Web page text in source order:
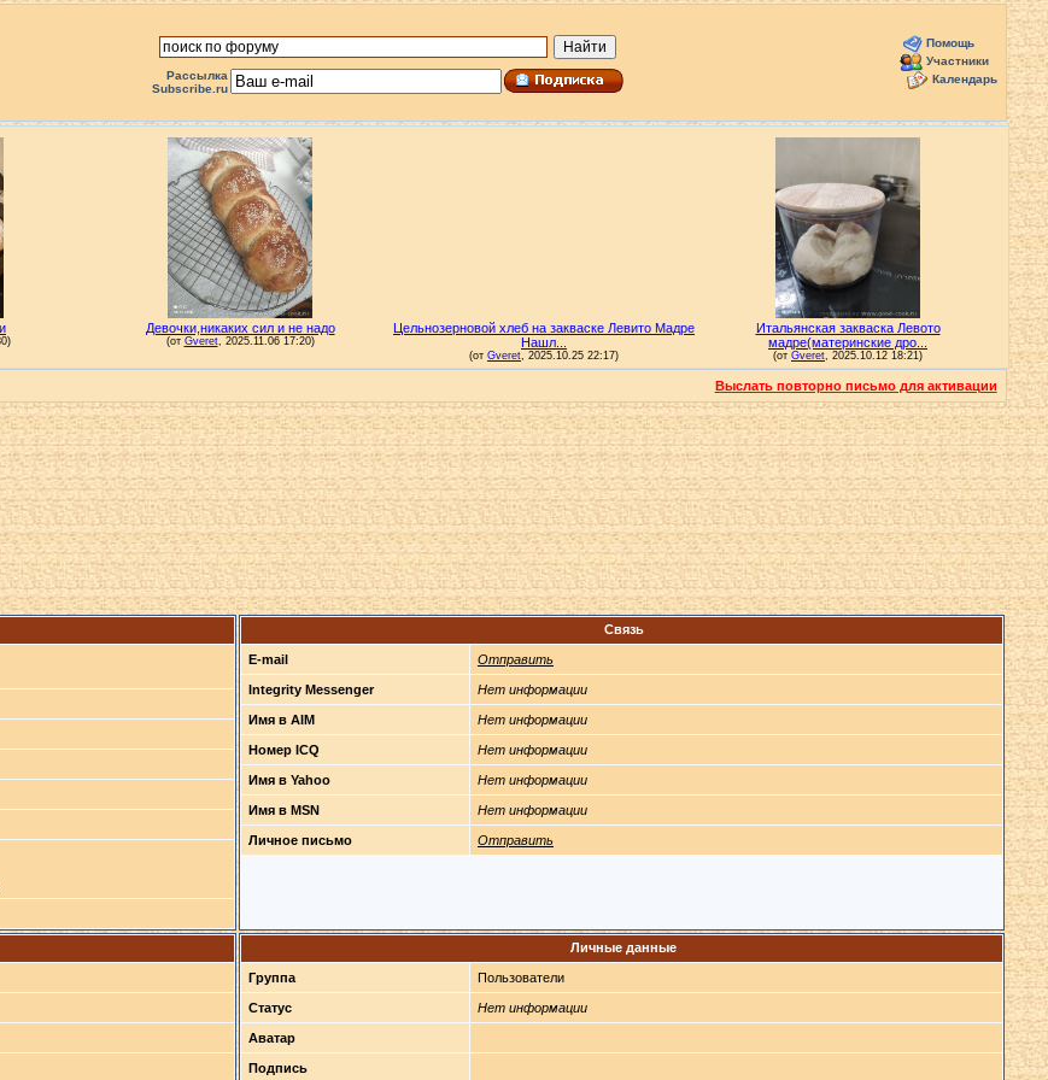
Рассылка
Subscribe.ru
Помощь
Участники
Календарь
Выслать повторно письмо для активации
Связь
E-mail Отправить
Integrity Messenger Нет информации
Имя в AIM Нет информации
Номер ICQ Нет информации
Имя в Yahoo Нет информации
Имя в MSN Нет информации
Личное письмо Отправить
Личные данные
Группа Пользователи
Статус Нет информации
Аватар
Подпись